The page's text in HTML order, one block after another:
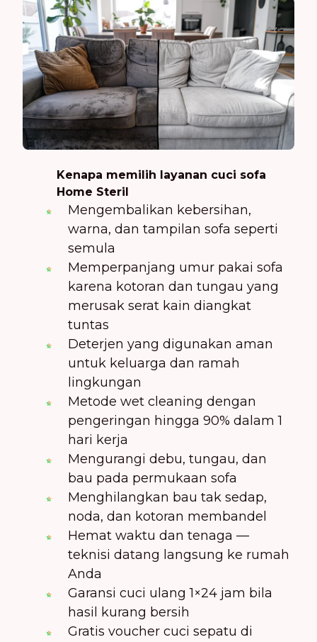
Kenapa memilih layanan cuci sofa
Home Steril
Mengembalikan kebersihan,
warna, dan tampilan sofa seperti
semula
Memperpanjang umur pakai sofa
karena kotoran dan tungau yang
merusak serat kain diangkat
tuntas
Deterjen yang digunakan aman
untuk keluarga dan ramah
lingkungan
Metode wet cleaning dengan
pengeringan hingga 90% dalam 1
hari kerja
Mengurangi debu, tungau, dan
bau pada permukaan sofa
Menghilangkan bau tak sedap,
noda, dan kotoran membandel
Hemat waktu dan tenaga —
teknisi datang langsung ke rumah
Anda
Garansi cuci ulang 1×24 jam bila
hasil kurang bersih
Gratis voucher cuci sepatu di